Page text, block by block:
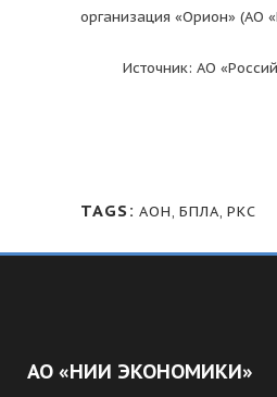
организация «Орион» (АО
Источник: АО
TAGS: АОН, БПЛА, РКС
АО «НИИ ЭКОНОМИКИ»